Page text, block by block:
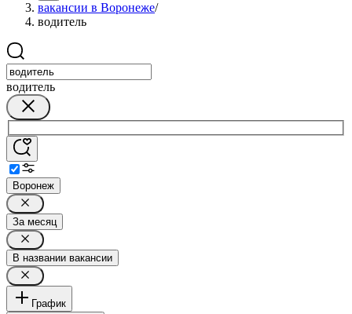
вакансии в Воронеже/
водитель
водитель
Воронеж
За месяц
В названии вакансии
График